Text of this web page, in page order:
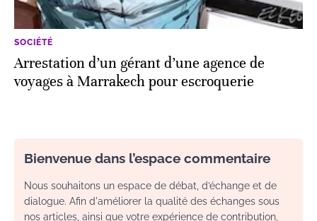
SOCIÉTÉ
Arrestation d’un gérant d’une agence de
voyages à Marrakech pour escroquerie
Bienvenue dans l’espace commentaire
Nous souhaitons un espace de débat, d’échange et de
dialogue. Afin d'améliorer la qualité des échanges sous
nos articles, ainsi que votre expérience de contribution,